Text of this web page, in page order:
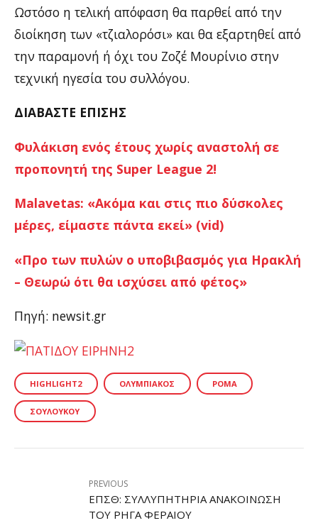
Ωστόσο η τελική απόφαση θα παρθεί από την
διοίκηση των «τζιαλορόσι» και θα εξαρτηθεί από
την παραμονή ή όχι του Ζοζέ Μουρίνιο στην
τεχνική ηγεσία του συλλόγου.
ΔΙΑΒΑΣΤΕ ΕΠΙΣΗΣ
Φυλάκιση ενός έτους χωρίς αναστολή σε
προπονητή της Super League 2!
Malavetas: «Ακόμα και στις πιο δύσκολες
μέρες, είμαστε πάντα εκεί» (vid)
«Προ των πυλών ο υποβιβασμός για Ηρακλή
– Θεωρώ ότι θα ισχύσει από φέτος»
Πηγή: newsit.gr
HIGHLIGHT2 ΟΛΥΜΠΙΑΚΌΣ ΡΌΜΑ
ΣΟΥΛΟΎΚΟΥ
PREVIOUS
ΕΠΣΘ: ΣΥΛΛΥΠΗΤΉΡΙΑ ΑΝΑΚΟΊΝΩΣΗ
ΤΟΥ ΡΉΓΑ ΦΕΡΑΊΟΥ